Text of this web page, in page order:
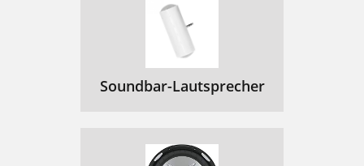
Soundbar-Lautsprecher